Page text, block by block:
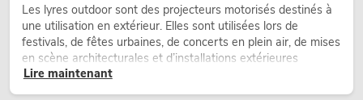
Les lyres outdoor sont des projecteurs motorisés destinés à
une utilisation en extérieur. Elles sont utilisées lors de
festivals, de fêtes urbaines, de concerts en plein air, de mises
en scène architecturales et d’installations extérieures
temporaires.
Lire maintenant